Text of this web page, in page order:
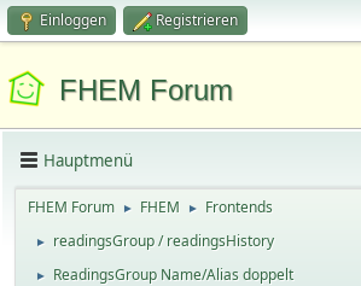
Einloggen Registrieren
FHEM Forum
Hauptmenü
FHEM Forum ► FHEM ► Frontends
► readingsGroup / readingsHistory
► ReadingsGroup Name/Alias doppelt